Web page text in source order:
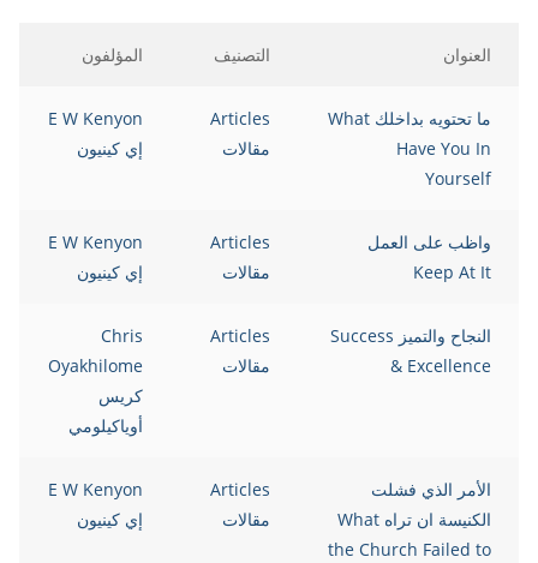
العنوان التصنيف المؤلفون
ما تحتويه بداخلك What
Have You In
Yourself
Articles
مقالات
E W Kenyon
إي كينيون
واظب على العمل
Keep At It
Articles
مقالات
E W Kenyon
إي كينيون
النجاح والتميز Success
& Excellence
Articles
مقالات
Chris
Oyakhilome
كريس
أوياكيلومي
الأمر الذي فشلت
الكنيسة ان تراه What
the Church Failed to
Articles
مقالات
E W Kenyon
إي كينيون